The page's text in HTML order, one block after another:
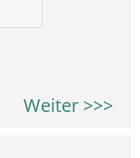
Weiter >>>